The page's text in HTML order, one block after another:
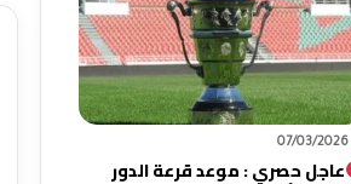
07/03/2026
عاجل حصري : موعد قرعة الدور